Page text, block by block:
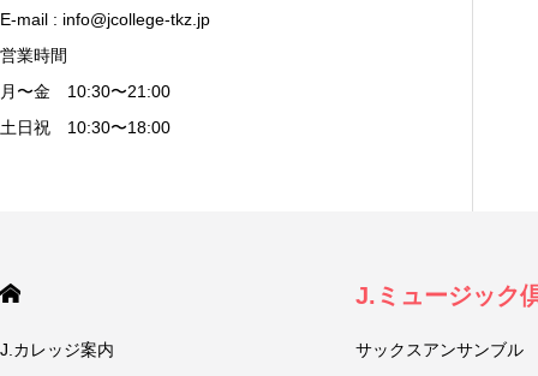
E-mail : info@jcollege-tkz.jp
営業時間
月〜金 10:30〜21:00
土日祝 10:30〜18:00
J.カレッジ案内
J.ミュージック
サックスアンサンブル